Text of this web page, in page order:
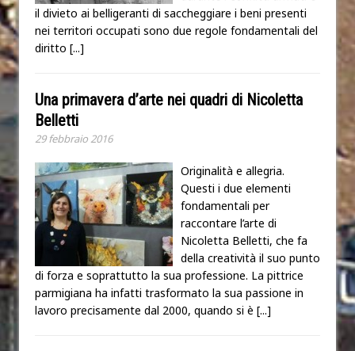
il divieto ai belligeranti di saccheggiare i beni presenti
nei territori occupati sono due regole fondamentali del
diritto [...]
Una primavera d’arte nei quadri di Nicoletta
Belletti
29 febbraio 2016
Originalità e allegria.
Questi i due elementi
fondamentali per
raccontare l’arte di
Nicoletta Belletti, che fa
della creatività il suo punto
di forza e soprattutto la sua professione. La pittrice
parmigiana ha infatti trasformato la sua passione in
lavoro precisamente dal 2000, quando si è [...]